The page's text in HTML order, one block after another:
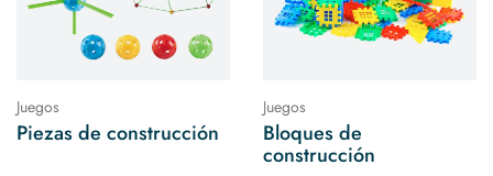
Juegos
Piezas de construcción
Juegos
Bloques de
construcción